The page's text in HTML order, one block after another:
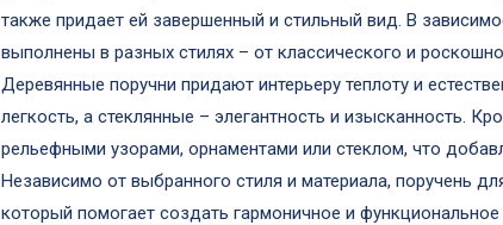
также придает ей завершенный и стильный вид. В
выполнены в разных стилях – от классического и
Деревянные поручни придают интерьеру теплоту и
легкость, а стеклянные – элегантность и изысканность.
рельефными узорами, орнаментами или стеклом, что
Независимо от выбранного стиля и материала, поручень
который помогает создать гармоничное и